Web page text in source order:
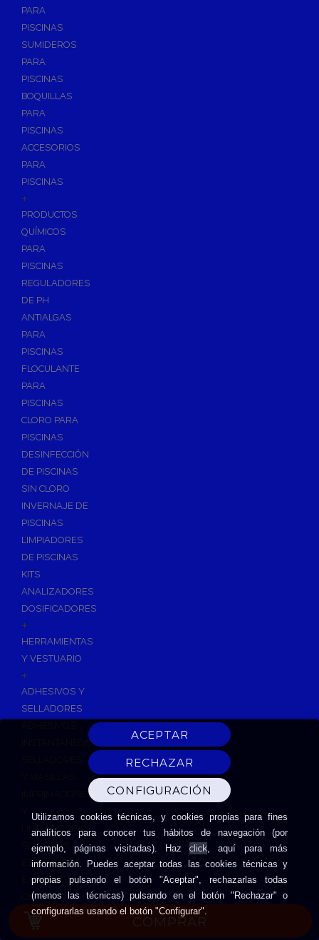
Utilizamos cookies técnicas, y cookies propias para fines
analíticos para conocer tus hábitos de navegación (por
ejemplo, páginas visitadas). Hazclick, aquí para más
información. Puedes aceptar todas las cookies técnicas y
propias pulsando el botón "Aceptar", rechazarlas todas
(menos las técnicas) pulsando en el botón "Rechazar" o
configurarlas usando el botón "Configurar".
PARA
PISCINAS
SUMIDEROS
PARA
PISCINAS
BOQUILLAS
PARA
PISCINAS
ACCESORIOS
PARA
PISCINAS
+
PRODUCTOS
QUÍMICOS
PARA
PISCINAS
REGULADORES
DE PH
ANTIALGAS
PARA
PISCINAS
FLOCULANTE
PARA
PISCINAS
CLORO PARA
PISCINAS
DESINFECCIÓN
DE PISCINAS
SIN CLORO
INVERNAJE DE
PISCINAS
LIMPIADORES
DE PISCINAS
KITS
ANALIZADORES
DOSIFICADORES
+
HERRAMIENTAS
Y VESTUARIO
+
ADHESIVOS Y
SELLADORES
INSTANTANEOS
IMPRIMACIONES
LIMPIADORES
SILICONAS
ESPUMAS DE
EXPANSIÓN
CINTAS
ADHESIVAS
HERRAMIENTAS
COMPRAR